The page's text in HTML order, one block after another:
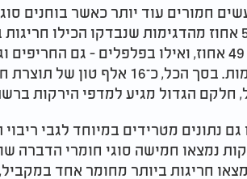
חמורים עוד יותר כאשר בוחנים
התברר כי 50 אחוז מהדגימות שנבדקו הכילו
אחוז מהדגימות. בסך הכל,
חלקם הגדול מגיע למדפי הירקות